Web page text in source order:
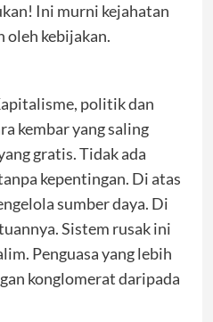
Ini murni kejahatan
oleh kebijakan.
politik dan
kembar yang saling
gratis. Tidak ada
kepentingan. Di atas
sumber daya. Di
Sistem rusak ini
Penguasa yang lebih
konglomerat daripada